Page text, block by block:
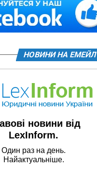
НОВИНИ НА ЕМЕЙЛ
новини від
LexInform.
Один раз на день.
Найактуальніше.